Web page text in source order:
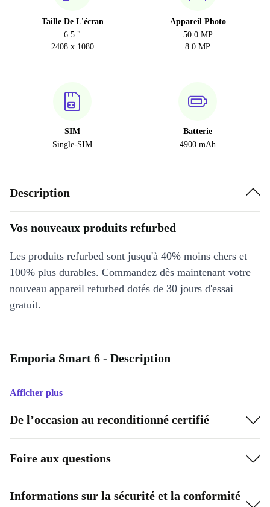
Taille De L'écran
6.5 "
2408 x 1080
Appareil Photo
50.0 MP
8.0 MP
SIM
Single-SIM
Batterie
4900 mAh
Description
Vos nouveaux produits refurbed
Les produits refurbed sont jusqu'à 40% moins chers et
100% plus durables. Commandez dès maintenant votre
nouveau appareil refurbed dotés de 30 jours d'essai
gratuit.
Emporia Smart 6 - Description
Afficher plus
De l’occasion au reconditionné certifié
Foire aux questions
Informations sur la sécurité et la conformité